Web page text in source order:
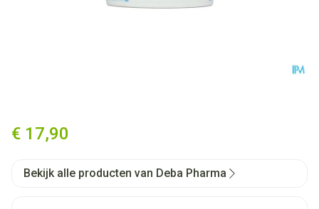
€ 17,90
Bekijk alle producten van Deba Pharma